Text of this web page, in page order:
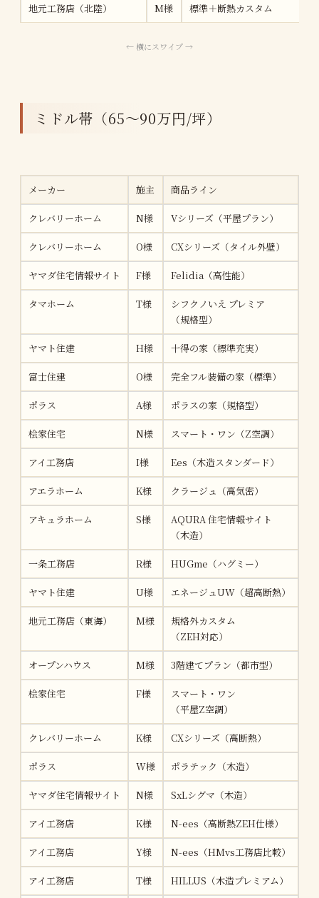
地元工務店（北陸） M様 標準＋断熱カスタム
ミドル帯（65〜90万円/坪）
メーカー 施主 商品ライン
クレバリーホーム N様 Vシリーズ（平屋プラン）
クレバリーホーム O様 CXシリーズ（タイル外壁）
ヤマダ住宅情報サイト F様 Felidia（高性能）
タマホーム T様
シフクノいえ プレミア
（規格型）
ヤマト住建 H様 十得の家（標準充実）
富士住建 O様 完全フル装備の家（標準）
ポラス A様 ポラスの家（規格型）
桧家住宅 N様 スマート・ワン（Z空調）
アイ工務店 I様 Ees（木造スタンダード）
アエラホーム K様 クラージュ（高気密）
アキュラホーム S様
AQURA 住宅情報サイト
（木造）
一条工務店 R様 HUGme（ハグミー）
ヤマト住建 U様 エネージュUW（超高断熱）
地元工務店（東海） M様
規格外カスタム
（ZEH対応）
オープンハウス M様 3階建てプラン（都市型）
桧家住宅 F様
スマート・ワン
（平屋Z空調）
クレバリーホーム K様 CXシリーズ（高断熱）
ポラス W様 ポラテック（木造）
ヤマダ住宅情報サイト N様 SxLシグマ（木造）
アイ工務店 K様 N-ees（高断熱ZEH仕様）
アイ工務店 Y様 N-ees（HMvs工務店比較）
アイ工務店 T様 HILLUS（木造プレミアム）